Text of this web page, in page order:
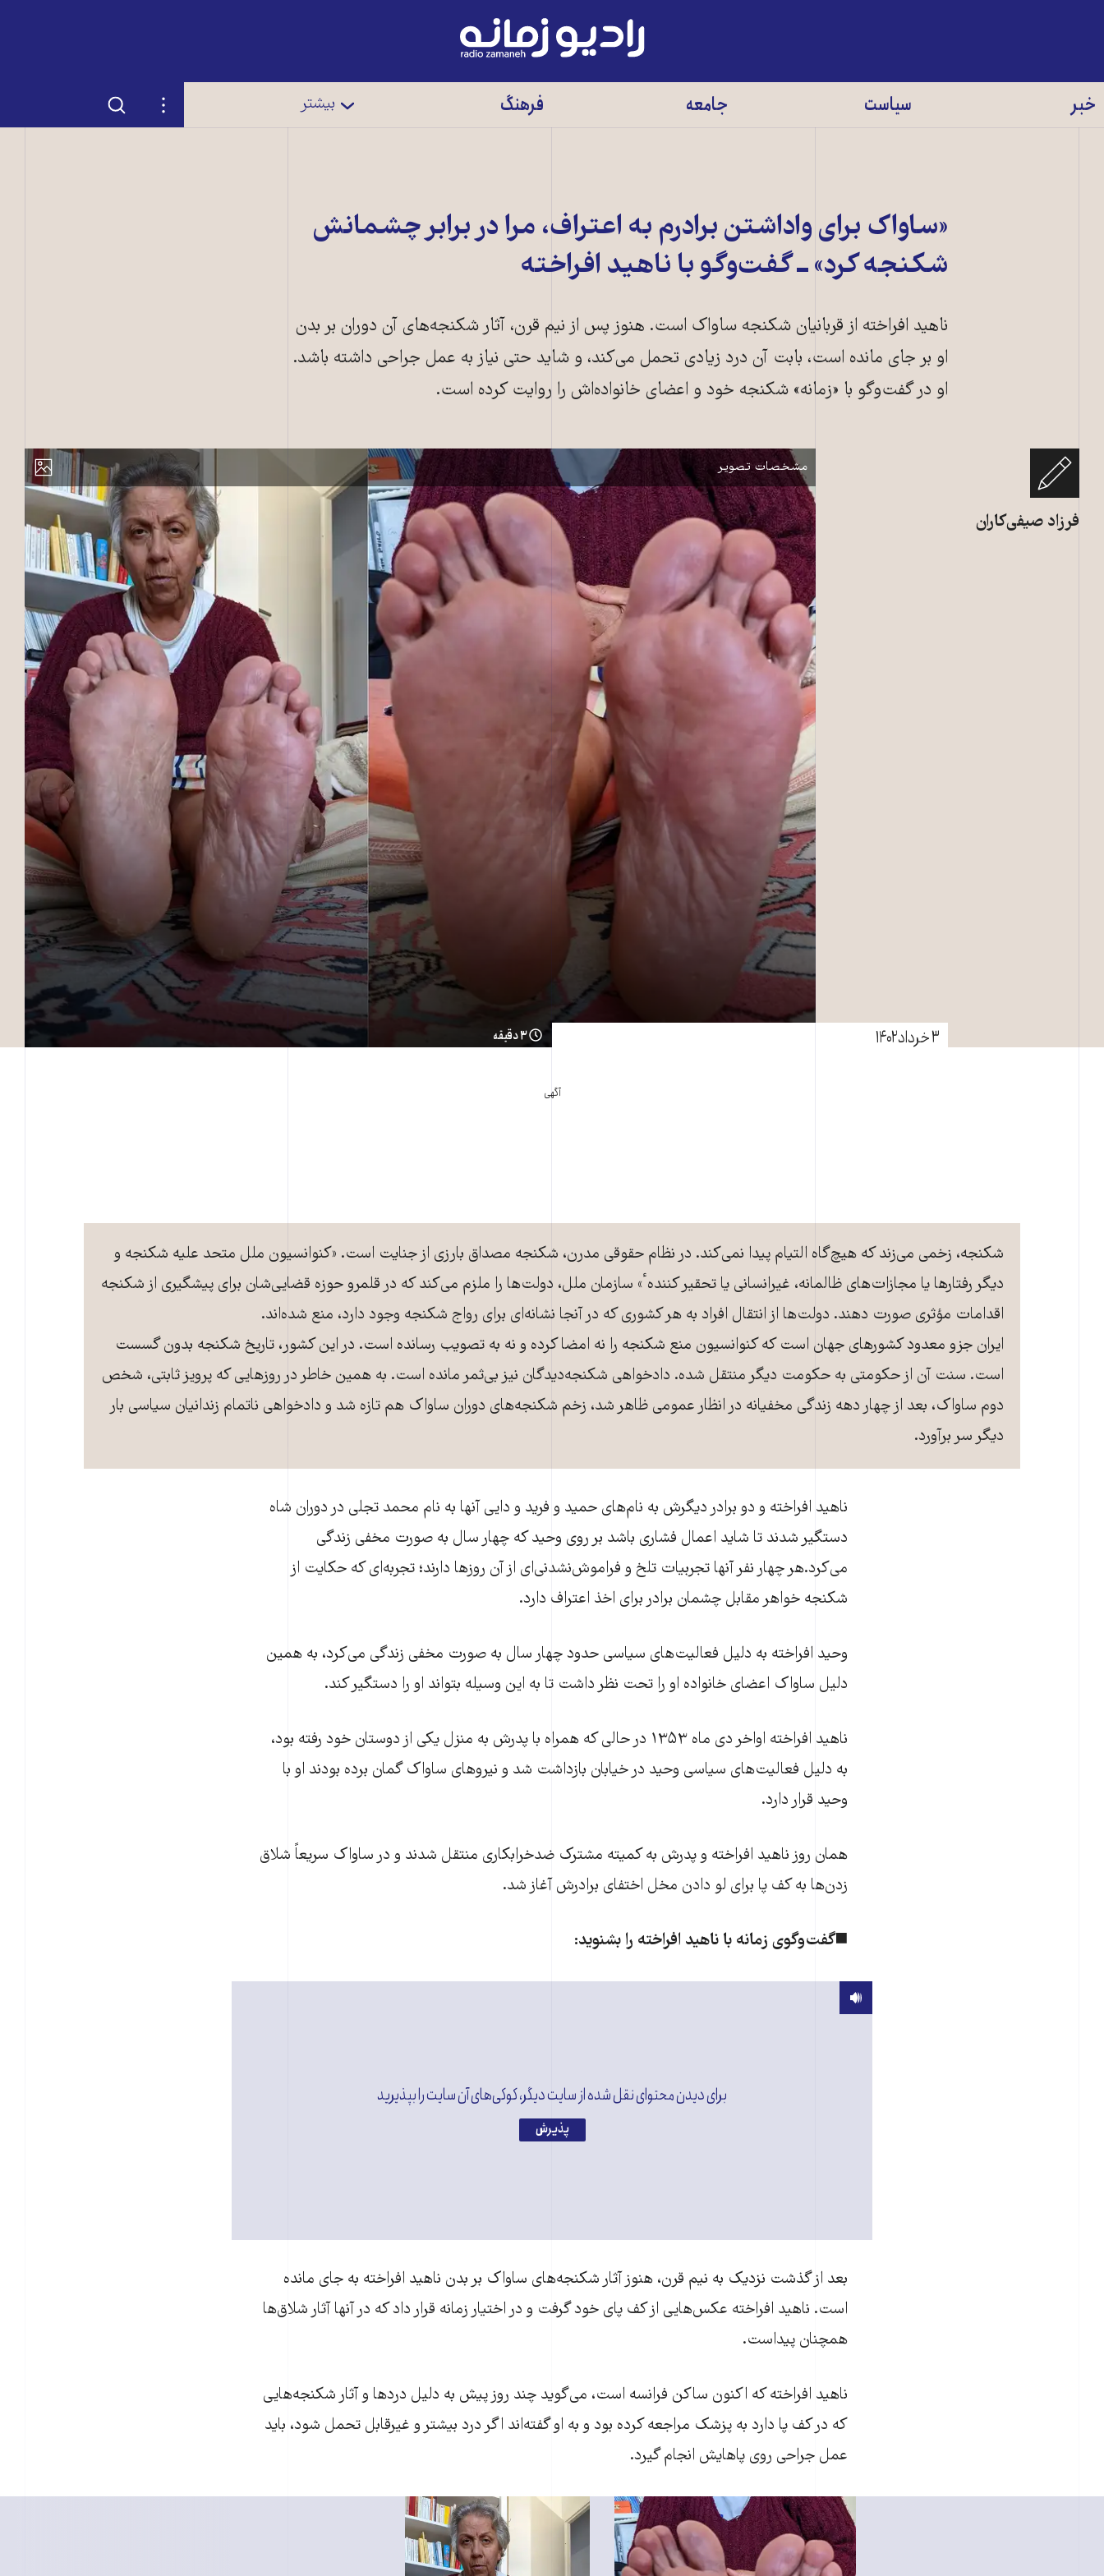
رادیو
زمانه
خبر سیاست جامعه فرهنگ بیشتر تنظیمات جستجو
«ساواک برای واداشتن برادرم به اعتراف، مرا در برابر چشمانش
شکنجه کرد» ــ گفت‌و‌گو با ناهید افراخته
ناهید افراخته از قربانیان شکنجه ساواک است. هنوز پس از نیم قرن، آثار شکنجه‌های آن دوران بر بدن
او بر جای مانده است، بابت آن درد زیادی تحمل می‌کند، و شاید حتی نیاز به عمل جراحی داشته باشد.
او در گفت‌وگو با «زمانه» شکنجه خود و اعضای خانواده‌اش را روایت کرده است.
فرزاد صیفی‌کاران
نمایش
مشخصات تصویر
۳ خرداد ۱۴۰۲ ۳ دقیقه
آگهی
شکنجه، زخمی می‌زند که هیچ‌گاه التیام پیدا نمی‌کند. در نظام حقوقی مدرن، شکنجه مصداق بارزی از جنایت است. «کنوانسیون ملل متحد علیه شکنجه و
دیگر رفتارها یا مجازات‌های ظالمانه، غیرانسانی یا تحقیر کنندهٴ» سازمان ملل، دولت‌ها را ملزم می‌کند که در قلمرو حوزه قضایی‌شان برای پیشگیری از شکنجه
اقدامات مؤثری صورت دهند. دولت‌ها از انتقال افراد به هر کشوری که در آنجا نشانه‌ای برای رواج شکنجه وجود دارد، منع شده‌اند.
ایران جزو معدود کشورهای جهان است که کنوانسیون منع شکنجه را نه امضا کرده و نه به تصویب رسانده است. در این کشور، تاریخ شکنجه بدون گسست
است. سنت آن از حکومتی به حکومت دیگر منتقل شده. دادخواهی شکنجه‌دیدگان نیز بی‌ثمر مانده است. به همین خاطر در روزهایی که پرویز ثابتی، شخص
دوم ساواک، بعد از چهار دهه زندگی مخفیانه در انظار عمومی ظاهر شد، زخم شکنجه‌های دوران ساواک هم تازه شد و دادخواهی ناتمام زندانیان سیاسی بار
دیگر سر برآورد.
ناهید افراخته و دو برادر دیگرش به نام‌های حمید و فرید و دایی آنها به نام محمد تجلی در دوران شاه
دستگیر شدند تا شاید اعمال فشاری باشد بر روی وحید که چهار سال به صورت مخفی زندگی
می‌کرد.هر چهار نفر آنها تجربیات تلخ و فراموش‌نشدنی‌ای از آن روزها دارند؛ تجربه‌ای که حکایت از
شکنجه خواهر مقابل چشمان برادر برای اخذ اعتراف دارد.
وحید افراخته به دلیل فعالیت‌های سیاسی حدود چهار سال به صورت مخفی زندگی می‌کرد، به همین
دلیل ساواک اعضای خانواده او را تحت نظر داشت تا به این وسیله بتواند او را دستگیر کند.
ناهید افراخته اواخر دی ماه ۱۳۵۳ در حالی که همراه با پدرش به منزل یکی از دوستان خود رفته بود،
به دلیل فعالیت‌های سیاسی وحید در خیابان بازداشت شد و نیروهای ساواک گمان برده بودند او با
وحید قرار دارد.
همان روز ناهید افراخته و پدرش به کمیته مشترک ضدخرابکاری منتقل شدند و در ساواک سریعاً شلاق
زدن‌ها به کف پا برای لو دادن مخل اختفای برادرش آغاز شد.
◼️گفت‌وگوی زمانه با ناهید افراخته را بشنوید:
برای دیدن محتوای نقل شده از سایت دیگر، کوکی‌های آن سایت را بپذیرید
پذیرش
بعد از گذشت نزدیک به نیم قرن، هنوز آثار شکنجه‌های ساواک بر بدن ناهید افراخته به جای مانده
است. ناهید افراخته عکس‌هایی از کف پای خود گرفت و در اختیار زمانه قرار داد که در آنها آثار شلاق‌ها
همچنان پیداست.
ناهید افراخته که اکنون ساکن فرانسه است، می‌گوید چند روز پیش به دلیل دردها و آثار شکنجه‌هایی
که در کف پا دارد به پزشک مراجعه کرده بود و به او گفته‌اند اگر درد بیشتر و غیرقابل تحمل شود، باید
عمل جراحی روی پاهایش انجام گیرد.